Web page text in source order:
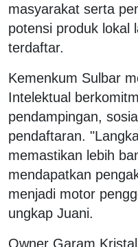
masyarakat serta
potensi produk lokal
terdaftar.
Kemenkum Sulbar
Intelektual
pendampingan,
pendaftaran.
memastikan lebih
mendapatkan
menjadi motor
ungkap Juani.
Owner Garam